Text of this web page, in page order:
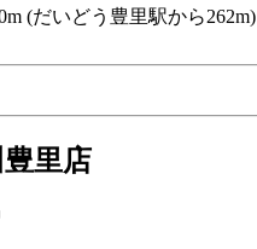
(だいどう豊里駅から262m)
里店